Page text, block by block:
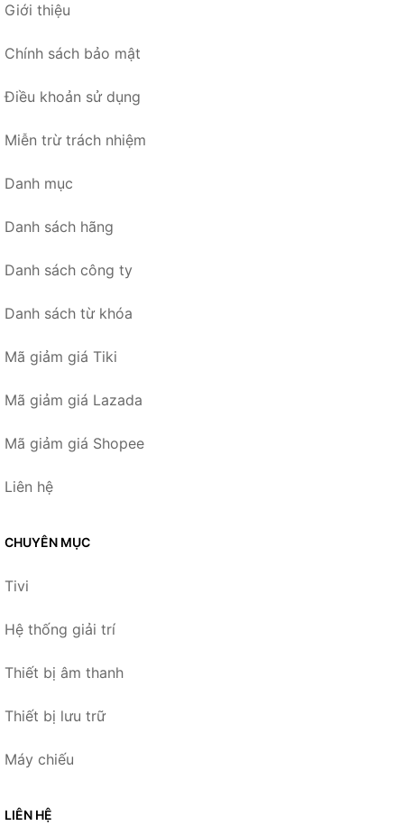
Giới thiệu
Chính sách bảo mật
Điều khoản sử dụng
Miễn trừ trách nhiệm
Danh mục
Danh sách hãng
Danh sách công ty
Danh sách từ khóa
Mã giảm giá Tiki
Mã giảm giá Lazada
Mã giảm giá Shopee
Liên hệ
CHUYÊN MỤC
Tivi
Hệ thống giải trí
Thiết bị âm thanh
Thiết bị lưu trữ
Máy chiếu
LIÊN HỆ